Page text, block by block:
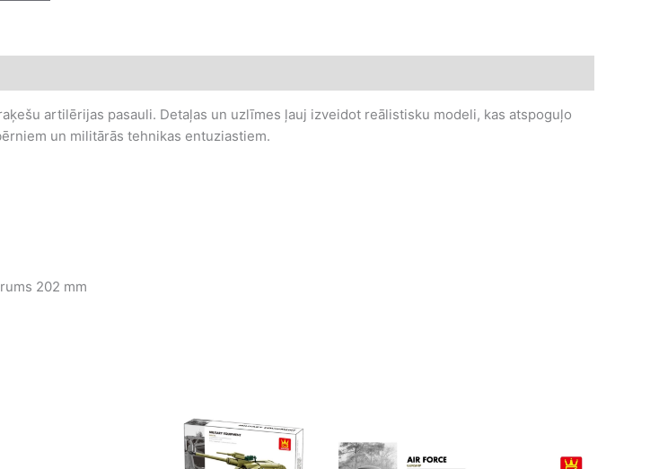
artilērijas pasauli. Detaļas un uzlīmes ļauj izveidot reālistisku modeli, kas atspoguļo
un militārās tehnikas entuziastiem.
202 mm